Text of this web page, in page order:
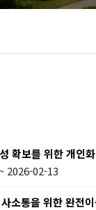
확보를 위한 개인
2026-02-13
소통을 위한 완